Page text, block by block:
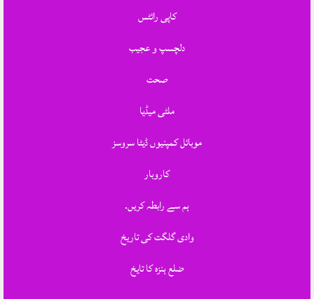
کاپی رائٹس
دلچسپ و عجیب
صحت
ملٹی میڈیا
موبائل کمپنیوں ڈیٹا سروسز
کاروبار
ہم سے رابطہ کریں.
وادی گلگت کی تاریخ
ضلع ہنزہ کا تایخ